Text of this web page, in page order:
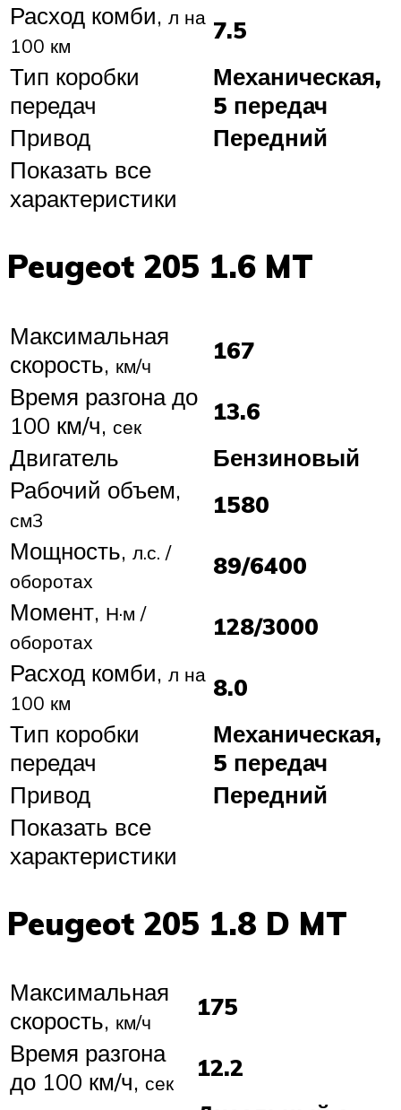
Расход комби, л на
100 км
7.5
Тип коробки
передач
Механическая,
5 передач
Привод
Передний
Показать все
характеристики
Peugeot 205 1.6 MT
Максимальная
скорость, км/ч
167
Время разгона до
100 км/ч, сек
13.6
Двигатель
Бензиновый
Рабочий объем,
см3
1580
Мощность, л.с. /
оборотах
89/6400
Момент, Н·м /
оборотах
128/3000
Расход комби, л на
100 км
8.0
Тип коробки
передач
Механическая,
5 передач
Привод
Передний
Показать все
характеристики
Peugeot 205 1.8 D MT
Максимальная
скорость, км/ч
175
Время разгона
до 100 км/ч, сек
12.2